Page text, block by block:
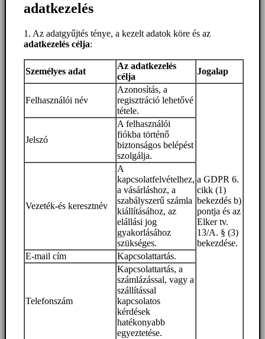
adatkezelés
1. Az adatgyűjtés ténye, a kezelt adatok köre és az
adatkezelés célja:
Személyes adat
Az adatkezelés
célja
Jogalap
Felhasználói név
Azonosítás, a
regisztráció lehetővé
tétele.
a GDPR 6.
cikk (1)
bekezdés b)
pontja és az
Elker tv.
13/A. § (3)
bekezdése.
Jelszó
A felhasználói
fiókba történő
biztonságos belépést
szolgálja.
Vezeték-és keresztnév
A
kapcsolatfelvételhez,
a vásárláshoz, a
szabályszerű számla
kiállításához, az
elállási jog
gyakorlásához
szükséges.
E-mail cím
Kapcsolattartás.
Telefonszám
Kapcsolattartás, a
számlázással, vagy a
szállítással
kapcsolatos
kérdések
hatékonyabb
egyeztetése.